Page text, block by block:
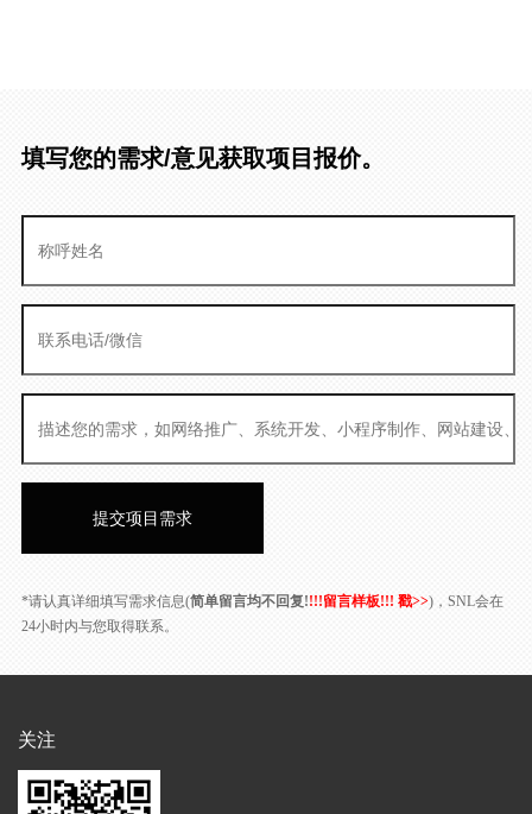
填写您的需求/意见获取项目报价。
*请认真详细填写需求信息(简单留言均不回复!!!!留言样板!!! 戳>>)，SNL会在
24小时内与您取得联系。
关注